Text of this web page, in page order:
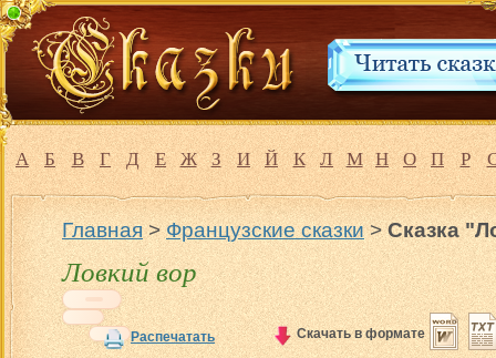
А Б В Г Д Е Ж З И Й К Л М Н О П Р
Главная>Французские сказки>Сказка
Ловкий вор
Распечатать Скачать в формате